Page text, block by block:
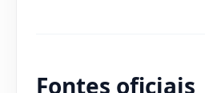
Fontes oficiais